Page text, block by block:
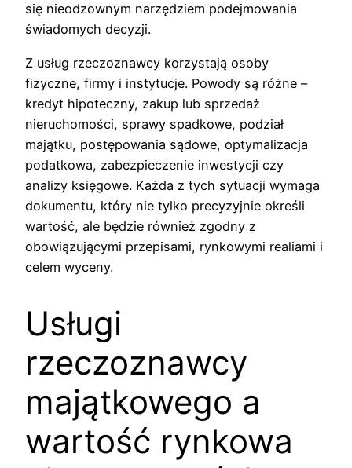
się nieodzownym narzędziem podejmowania
świadomych decyzji.
Z usług rzeczoznawcy korzystają osoby
fizyczne, firmy i instytucje. Powody są różne –
kredyt hipoteczny, zakup lub sprzedaż
nieruchomości, sprawy spadkowe, podział
majątku, postępowania sądowe, optymalizacja
podatkowa, zabezpieczenie inwestycji czy
analizy księgowe. Każda z tych sytuacji wymaga
dokumentu, który nie tylko precyzyjnie określi
wartość, ale będzie również zgodny z
obowiązującymi przepisami, rynkowymi realiami i
celem wyceny.
Usługi
rzeczoznawcy
majątkowego a
wartość rynkowa